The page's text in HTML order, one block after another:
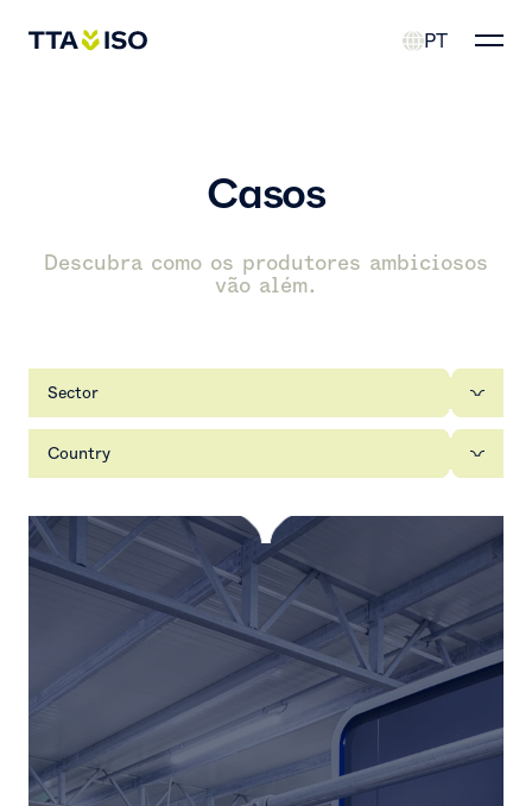
PT
Casos
Descubra como os produtores ambiciosos
vão além.
Sector
Country